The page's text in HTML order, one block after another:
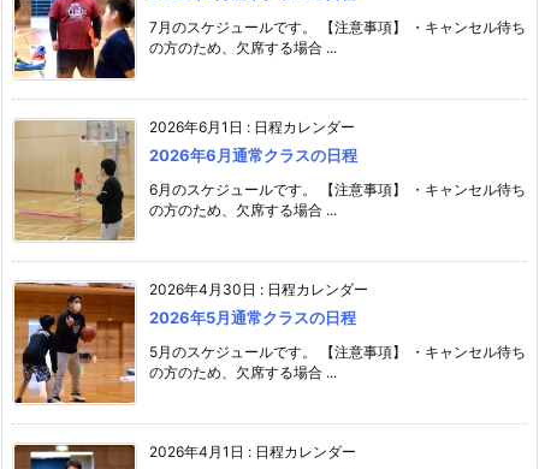
7月のスケジュールです。 【注意事項】 ・キャンセル待ち
の方のため、欠席する場合 ...
2026年6月1日 : 日程カレンダー
2026年6月通常クラスの日程
6月のスケジュールです。 【注意事項】 ・キャンセル待ち
の方のため、欠席する場合 ...
2026年4月30日 : 日程カレンダー
2026年5月通常クラスの日程
5月のスケジュールです。 【注意事項】 ・キャンセル待ち
の方のため、欠席する場合 ...
2026年4月1日 : 日程カレンダー